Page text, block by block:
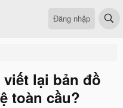
Đăng nhập
viết lại bản đồ
toàn cầu?